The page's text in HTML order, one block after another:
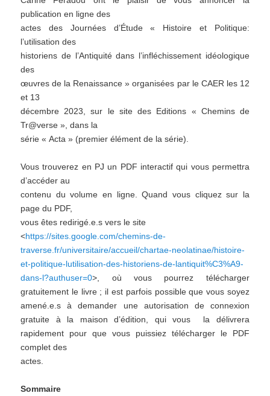
publication en ligne des
actes des Journées d’Étude « Histoire et Politique:
l’utilisation des
historiens de l’Antiquité dans l’infléchissement idéologique
des
œuvres de la Renaissance » organisées par le CAER les 12
et 13
décembre 2023 , sur le site des Editions « Chemins de
Tr@verse », dans la
série « Acta » (premier élément de la série).
Vous trouverez en PJ un PDF interactif qui vous permettra
d’accéder au
contenu du volume en ligne. Quand vous cliquez sur la
page du PDF,
vous êtes redirigé.e.s vers le site
<https://sites.google.com/chemins-de-
traverse.fr/universitaire/accueil/chartae-neolatinae/histoire-
et-politique-lutilisation-des-historiens-de-lantiquit%C3%A9-
dans-l?authuser=0>, où vous pourrez télécharger
gratuitement le livre ; il est parfois possible que vous soyez
amené.e.s à demander une autorisation de connexion
gratuite à la maison d’édition, qui vous la délivrera
rapidement pour que vous puissiez télécharger le PDF
complet des
actes.
Sommaire